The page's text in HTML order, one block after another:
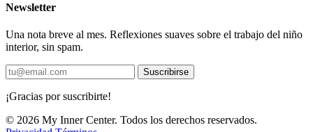
Newsletter
Una nota breve al mes. Reflexiones suaves sobre el trabajo del niño
interior, sin spam.
Suscribirse
¡Gracias por suscribirte!
© 2026 My Inner Center. Todos los derechos reservados.